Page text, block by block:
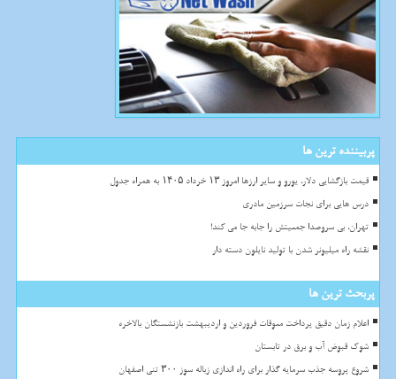
پربیننده ترین ها
قیمت بازگشایی دلار، یورو و سایر ارزها امروز ۱۳ خرداد ۱۴۰۵ به همراه جدول
درس هایی برای نجات سرزمین مادری
تهران، بی سروصدا جمعیتش را جابه جا می کند!
نقشه راه میلیونر شدن با تولید نایلون دسته دار
پربحث ترین ها
اعلام زمان دقیق پرداخت معوقات فروردین و اردیبهشت بازنشستگان بالاخره
شوک قبوض آب و برق در تابستان
شروع پروسه جذب سرمایه گذار برای راه اندازی زباله سوز ۳۰۰ تنی اصفهان